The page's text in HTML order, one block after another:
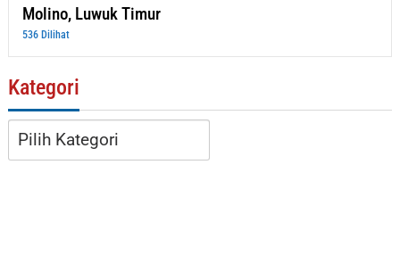
Molino, Luwuk Timur
536 Dilihat
Kategori
Kategori